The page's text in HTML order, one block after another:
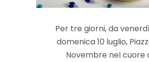
Per tre giorni, da
domenica 10 luglio,
Novembre nel cuore